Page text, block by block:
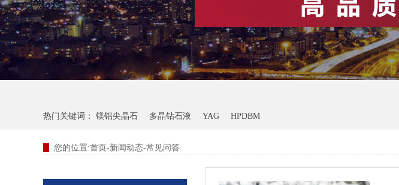
热门关键词： 镁铝尖晶石 多晶钻石液 YAG HPDBM
您的位置:首页 -新闻动态-常见问答